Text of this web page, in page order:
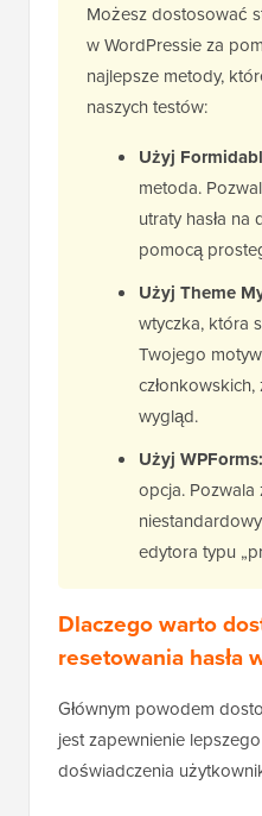
Możesz dostosować
w WordPressie za
najlepsze metody,
naszych testów:
Użyj
metoda.
utraty hasła
pomocą
Użyj Theme
wtyczka, która
Twojego
wygląd.
Użyj WPForms:
opcja. Pozwala
edytora typu
Dlaczego warto
resetowania hasła
Głównym powodem
jest zapewnienie
doświadczenia